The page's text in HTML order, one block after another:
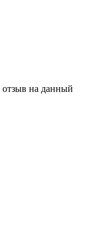
отзыв на данный